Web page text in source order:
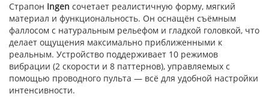
Страпон Ingen сочетает реалистичную форму, мягкий
материал и функциональность. Он оснащён съёмным
фаллосом с натуральным рельефом и гладкой головкой, что
делает ощущения максимально приближенными к
реальным. Устройство поддерживает 10 режимов
вибрации (2 скорости и 8 паттернов), управляемых с
помощью проводного пульта — всё для удобной настройки
интенсивности.